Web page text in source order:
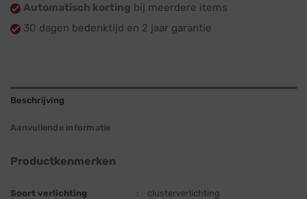
Automatisch korting bij meerdere items
30 dagen bedenktijd en 2 jaar garantie
Beschrijving
Aanvullende informatie
Productkenmerken
Soort verlichting :
clusterverlichting